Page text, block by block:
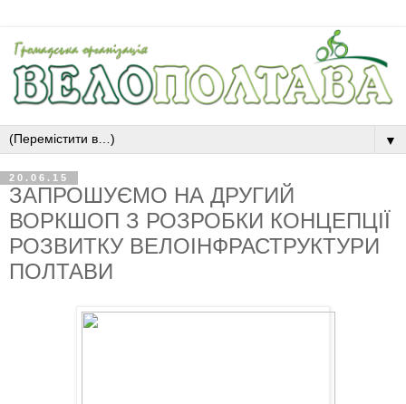
▼
20.06.15
ЗАПРОШУЄМО НА ДРУГИЙ
ВОРКШОП З РОЗРОБКИ КОНЦЕПЦІЇ
РОЗВИТКУ ВЕЛОІНФРАСТРУКТУРИ
ПОЛТАВИ